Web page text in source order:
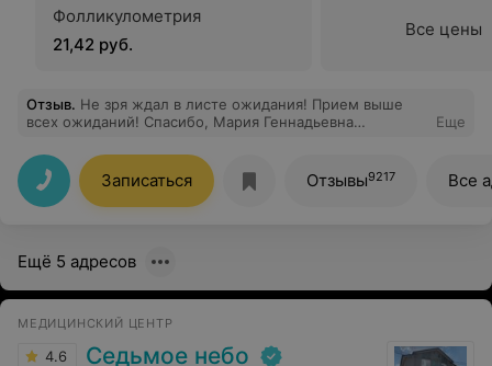
Фолликулометрия
21,42 руб.
Все цены
Отзыв. Не зря ждал в листе ожидания! Прием выше
всех ожиданий! Спасибо, Мария Геннадьевна
Еще
Записаться Отзывы9217 Все
Ещё 5 адресов
МЕДИЦИНСКИЙ ЦЕНТР
4.6 Седьмое небо